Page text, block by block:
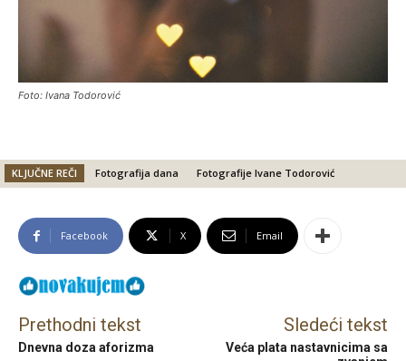
Foto: Ivana Todorović
KLJUČNE REČI Fotografija dana Fotografije Ivane Todorović
Facebook X Email
Prethodni tekst
Dnevna doza aforizma
Sledeći tekst
Veća plata nastavnicima sa